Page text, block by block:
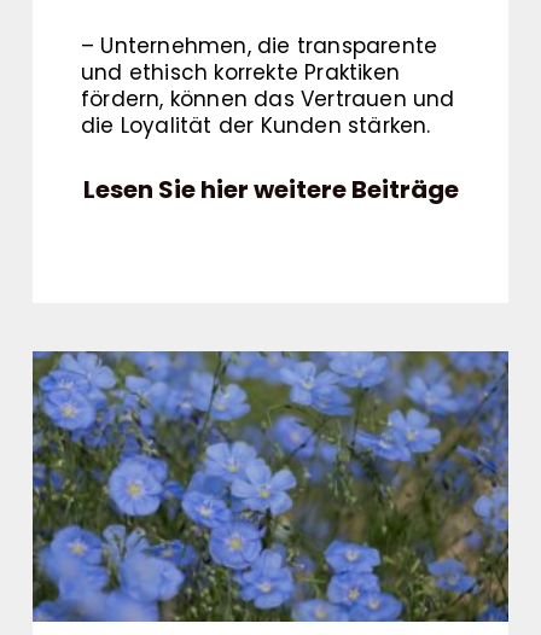
– Unternehmen, die transparente
und ethisch korrekte Praktiken
fördern, können das Vertrauen und
die Loyalität der Kunden stärken.
Lesen Sie hier weitere Beiträge